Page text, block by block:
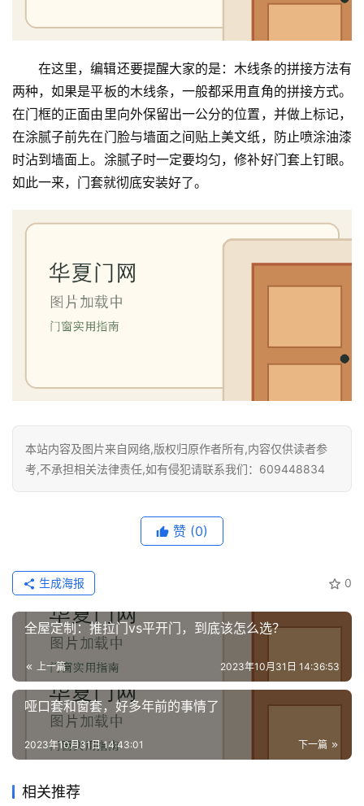
在这里，编辑还要提醒大家的是：木线条的拼接方法有
两种，如果是平板的木线条，一般都采用直角的拼接方式。
在门框的正面由里向外保留出一公分的位置，并做上标记，
在涂腻子前先在门脸与墙面之间贴上美文纸，防止喷涂油漆
时沾到墙面上。涂腻子时一定要均匀，修补好门套上钉眼。
如此一来，门套就彻底安装好了。
本站内容及图片来自网络,版权归原作者所有,内容仅供读者参
考,不承担相关法律责任,如有侵犯请联系我们：609448834
赞 (0)
0
生成海报
全屋定制：推拉门vs平开门，到底该怎么选？
上一篇 2023年10月31日 14:36:53
哑口套和窗套，好多年前的事情了
下一篇
2023年10月31日 14:43:01
相关推荐